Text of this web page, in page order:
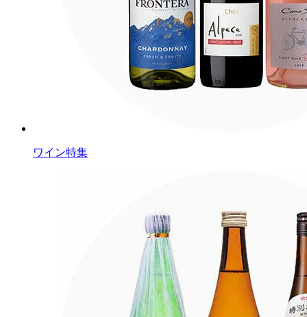
ワイン特集